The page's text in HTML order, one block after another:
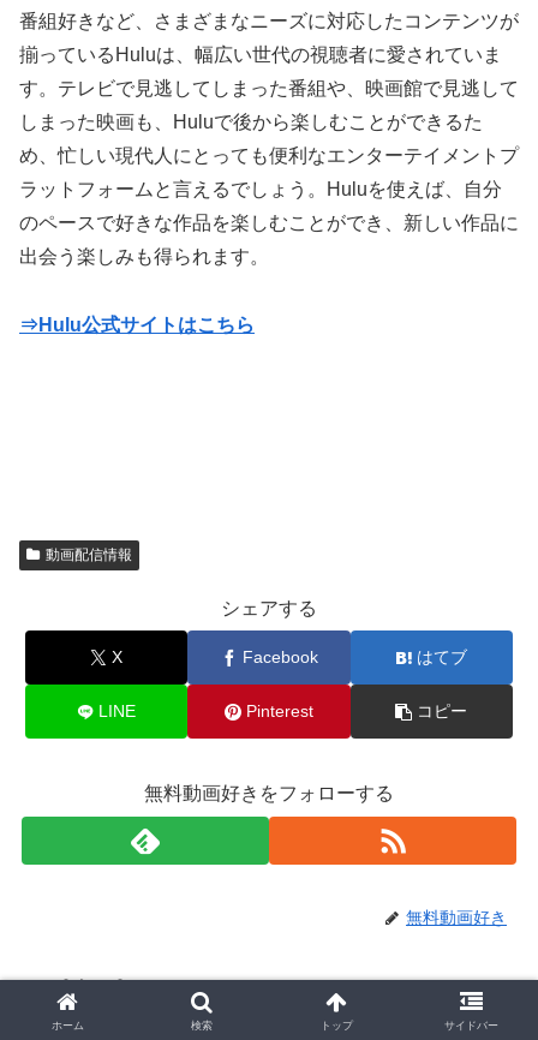
番組好きなど、さまざまなニーズに対応したコンテンツが
揃っているHuluは、幅広い世代の視聴者に愛されていま
す。テレビで見逃してしまった番組や、映画館で見逃して
しまった映画も、Huluで後から楽しむことができるた
め、忙しい現代人にとっても便利なエンターテイメントプ
ラットフォームと言えるでしょう。Huluを使えば、自分
のペースで好きな作品を楽しむことができ、新しい作品に
出会う楽しみも得られます。
⇒Hulu公式サイトはこちら
動画配信情報
シェアする
X Facebook はてブ
LINE Pinterest コピー
無料動画好きをフォローする
無料動画好き
関連記事
ホーム 検索 トップ サイドバー